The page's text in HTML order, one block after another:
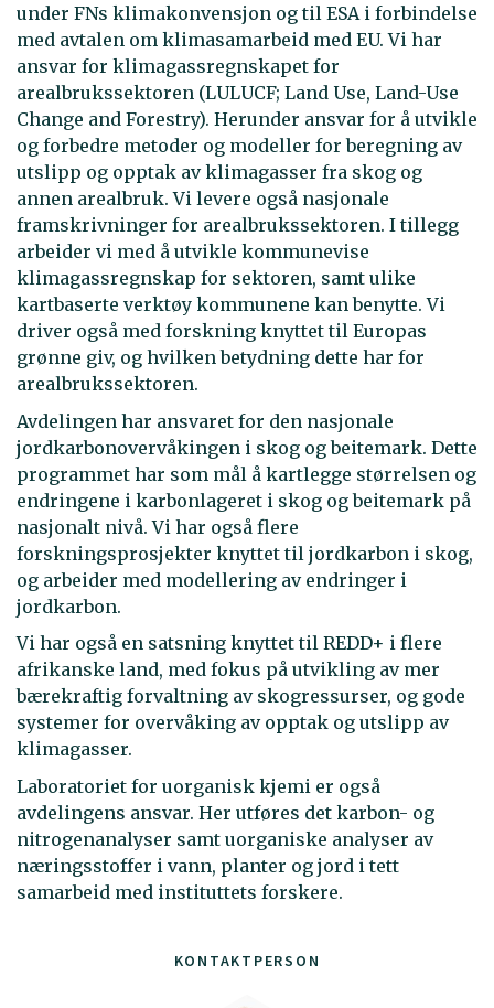
under FNs klimakonvensjon og til ESA i forbindelse
med avtalen om klimasamarbeid med EU. Vi har
ansvar for klimagassregnskapet for
arealbrukssektoren (LULUCF; Land Use, Land-Use
Change and Forestry). Herunder ansvar for å utvikle
og forbedre metoder og modeller for beregning av
utslipp og opptak av klimagasser fra skog og
annen arealbruk. Vi levere også nasjonale
framskrivninger for arealbrukssektoren. I tillegg
arbeider vi med å utvikle kommunevise
klimagassregnskap for sektoren, samt ulike
kartbaserte verktøy kommunene kan benytte. Vi
driver også med forskning knyttet til Europas
grønne giv, og hvilken betydning dette har for
arealbrukssektoren.
Avdelingen har ansvaret for den nasjonale
jordkarbonovervåkingen i skog og beitemark. Dette
programmet har som mål å kartlegge størrelsen og
endringene i karbonlageret i skog og beitemark på
nasjonalt nivå. Vi har også flere
forskningsprosjekter knyttet til jordkarbon i skog,
og arbeider med modellering av endringer i
jordkarbon.
Vi har også en satsning knyttet til REDD+ i flere
afrikanske land, med fokus på utvikling av mer
bærekraftig forvaltning av skogressurser, og gode
systemer for overvåking av opptak og utslipp av
klimagasser.
Laboratoriet for uorganisk kjemi er også
avdelingens ansvar. Her utføres det karbon- og
nitrogenanalyser samt uorganiske analyser av
næringsstoffer i vann, planter og jord i tett
samarbeid med instituttets forskere.
KONTAKTPERSON